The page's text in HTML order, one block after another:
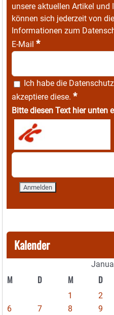
unsere aktuellen Artikel
können sich jederzeit von
Informationen zum
E-Mail *
Ich habe die
akzeptiere diese. *
Bitte diesen Text hier unten
Kalender
M D M D
1 2
6
7 8 9